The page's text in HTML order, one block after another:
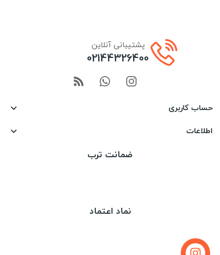
پشتیبانی آنلاین
02144326400
حساب کاربری 
اطلاعات 
ضمانت ترب
نماد اعتماد